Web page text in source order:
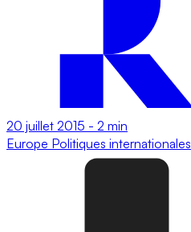
20 juillet 2015 - 2 min
Europe Politiques internationales